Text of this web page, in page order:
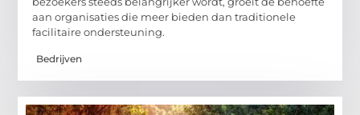
aan organisaties die meer bieden dan traditionele
facilitaire ondersteuning.
Bedrijven